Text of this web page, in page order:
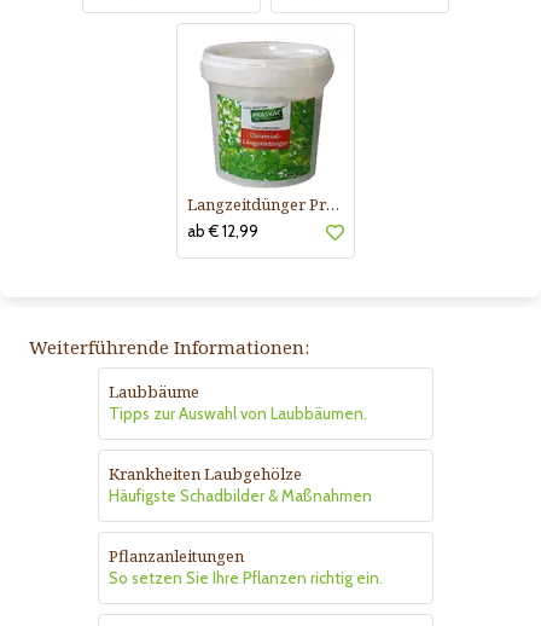
Langzeitdünger Praskac
ab € 12,99
Weiterführende Informationen:
Laubbäume
Tipps zur Auswahl von Laubbäumen.
Krankheiten Laubgehölze
Häufigste Schadbilder & Maßnahmen
Pflanzanleitungen
So setzen Sie Ihre Pflanzen richtig ein.